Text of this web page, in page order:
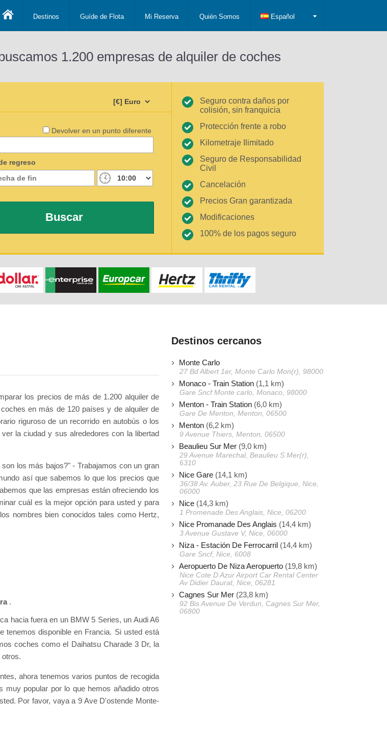
Destinos Guíde de Flota Mi Reserva Quién Somos Español
1.200 empresas de alquiler de coches
Devolver en un punto diferente
regreso
Buscar
Seguro contra daños por
colisión, sin franquicia
Protección frente a robo
Kilometraje Ilimitado
Seguro de Responsabilidad
Civil
Cancelación
Precios Gran garantizada
Modificaciones
100% de los pagos seguro
los precios de más de 1.200 alquiler de
en más de 120 países y de alquiler de
riguroso de un recorrido en autobús o los
la ciudad y sus alrededores con la libertad
los más bajos?" - Trabajamos con un gran
así que sabemos lo que los precios que
que las empresas están ofreciendo los
cuál es la mejor opción para usted y para
nombres bien conocidos tales como Hertz,
.
hacia fuera en un BMW 5 Series, un Audi A6
tenemos disponible en Francia. Si usted está
coches como el Daihatsu Charade 3 Dr, la
ahora tenemos varios puntos de recogida
popular por lo que hemos añadido otros
Por favor, vaya a 9 Ave D'ostende Monte-
Destinos cercanos
Monte Carlo
27 Bd Albert 1er, Monte Carlo Mon(r), 98000
Monaco - Train Station (1,1 km)
Gare Sncf Monte carlo, Monaco, 98000
Menton - Train Station (6,0 km)
Gare De Menton, Menton, 06500
Menton (6,2 km)
9 Avenue Thiers, Menton, 06500
Beaulieu Sur Mer (9,0 km)
29 Avenue Marechal, Beaulieu S Mer(r),
6310
Nice Gare (14,1 km)
36/38 Av. Auber, 23 Rue De Belgique, Nice,
06000
Nice (14,3 km)
1 Promenade Des Anglais, Nice, 06200
Nice Promanade Des Anglais (14,4 km)
3 Avenue Gustave V, Nice, 06000
Niza - Estación De Ferrocarril (14,4 km)
Gare Sncf, Nice, 6008
Aeropuerto De Niza Aeropuerto (19,8 km)
Nice Cote D Azur Airport Car Rental Center
Av Didier Daurat, Nice, 06281
Cagnes Sur Mer (23,8 km)
92 Bis Avenue De Verdun, Cagnes Sur Mer,
06800